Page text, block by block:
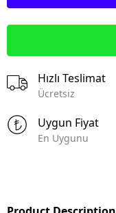
Hızlı Teslimat
Ücretsiz
Uygun Fiyat
En Uygunu